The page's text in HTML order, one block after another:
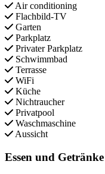
Air conditioning
Flachbild-TV
Garten
Parkplatz
Privater Parkplatz
Schwimmbad
Terrasse
WiFi
Küche
Nichtraucher
Privatpool
Waschmaschine
Aussicht
Essen und Getränke